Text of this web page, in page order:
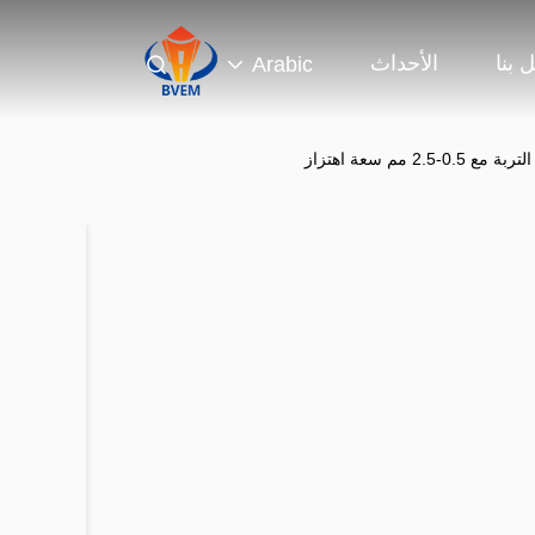
بنا الأحداث Arabic